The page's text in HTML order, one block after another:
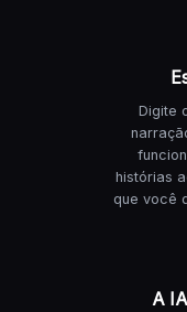
Digite
histórias
que você
A